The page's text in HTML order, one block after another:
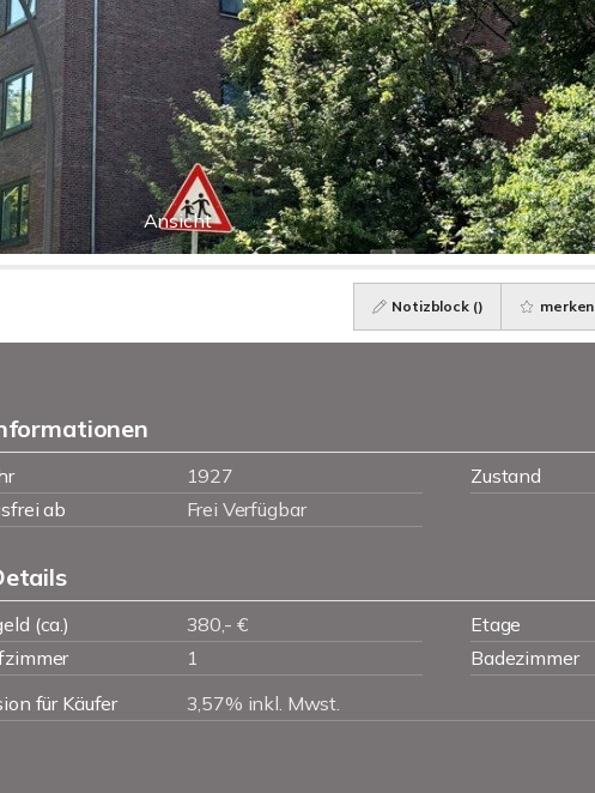
Ansicht
Notizblock () merken
1927 Zustand
ab
Frei Verfügbar
(ca.) 380,- € Etage
1 Badezimmer
für Käufer
3,57% inkl. Mwst.